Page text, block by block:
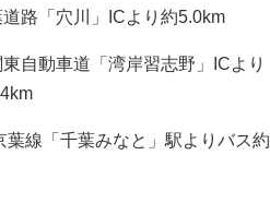
路「穴川」ICより約5.0km
自動車道「湾岸習志野」ICより
葉線「千葉みなと」駅よりバス約